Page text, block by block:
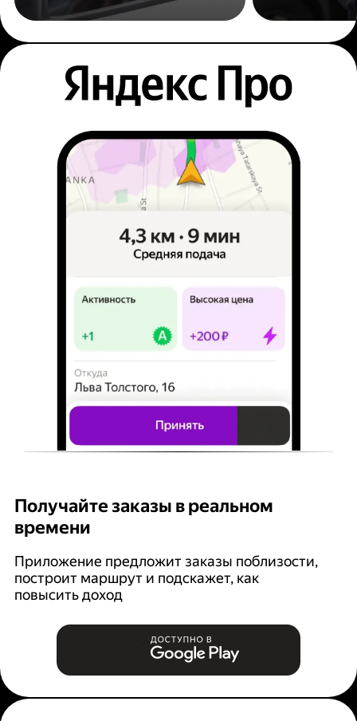
Получайте заказы в реальном
времени
Приложение предложит заказы поблизости,
построит маршрут и подскажет, как
повысить доход